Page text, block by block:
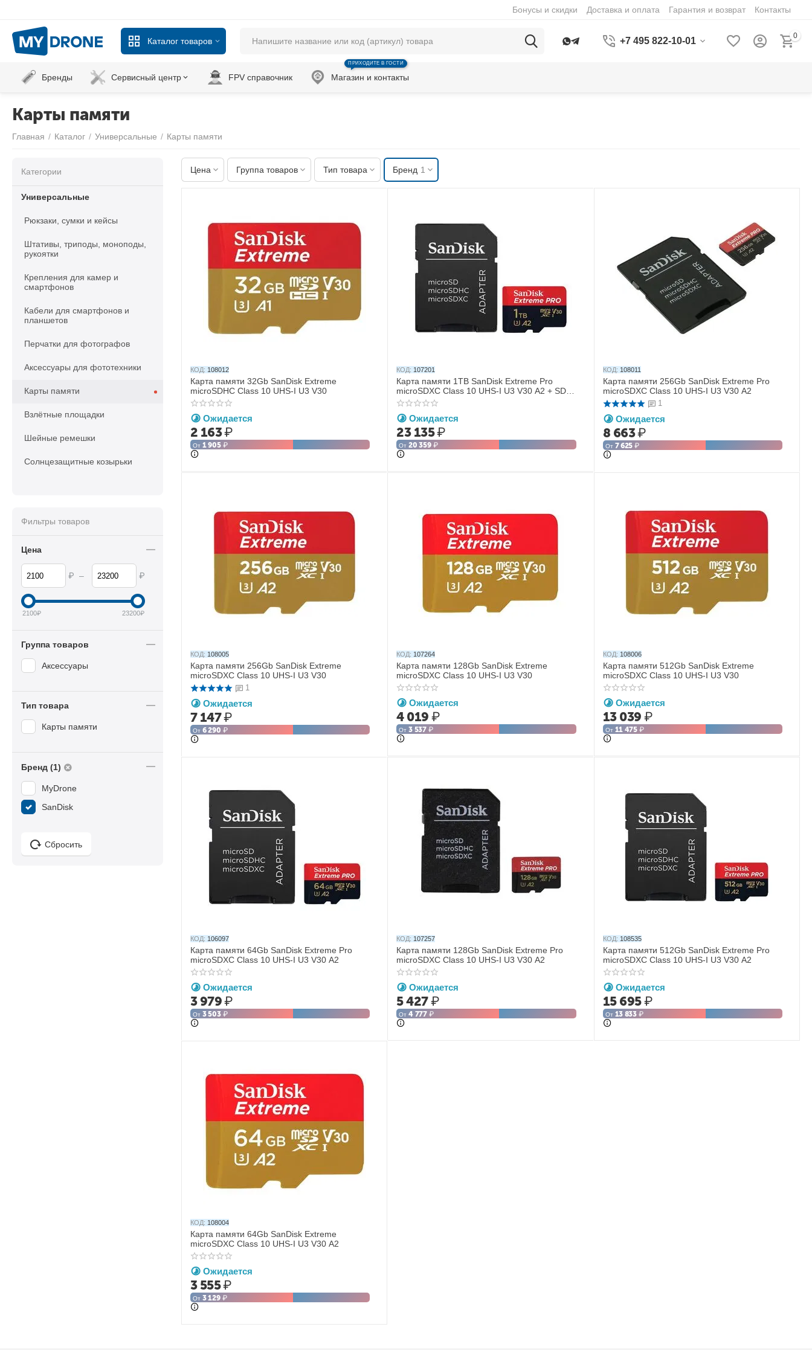
Бонусы и скидки Доставка и оплата Гарантия и возврат Контакты
Каталог товаров +7 495 822-10-01 0
Бренды Сервисный центр FPV справочник Магазин и контакты
ПРИХОДИТЕ В ГОСТИ
Карты памяти
Главная / Каталог / Универсальные / Карты памяти
Цена Группа товаров Тип товара Бренд 1
КОД: 108012
Карта памяти 32Gb SanDisk Extreme
microSDHC Class 10 UHS-I U3 V30
Ожидается
2 163₽
От 1 905 ₽
КОД: 107201
Карта памяти 1TB SanDisk Extreme Pro
microSDXC Class 10 UHS-I U3 V30 A2 + SD
адаптер
Ожидается
23 135₽
От20 359 ₽
КОД: 108011
Карта памяти 256Gb SanDisk Extreme Pro
microSDXC Class 10 UHS-I U3 V30 A2
1
Ожидается
8 663₽
От 7 625 ₽
КОД: 108005
Карта памяти 256Gb SanDisk Extreme
microSDXC Class 10 UHS-I U3 V30
1
Ожидается
7 147₽
От 6 290 ₽
КОД: 107264
Карта памяти 128Gb SanDisk Extreme
microSDXC Class 10 UHS-I U3 V30
Ожидается
4 019 ₽
От3 537 ₽
КОД: 108006
Карта памяти 512Gb SanDisk Extreme
microSDXC Class 10 UHS-I U3 V30
Ожидается
13 039 ₽
От 11 475 ₽
КОД: 106097
Карта памяти 64Gb SanDisk Extreme Pro
microSDXC Class 10 UHS-I U3 V30 A2
Ожидается
3 979₽
От 3 503 ₽
КОД: 107257
Карта памяти 128Gb SanDisk Extreme Pro
microSDXC Class 10 UHS-I U3 V30 A2
Ожидается
5 427₽
От4 777 ₽
КОД: 108535
Карта памяти 512Gb SanDisk Extreme Pro
microSDXC Class 10 UHS-I U3 V30 A2
Ожидается
15 695₽
От 13 833 ₽
КОД: 108004
Карта памяти 64Gb SanDisk Extreme
microSDXC Class 10 UHS-I U3 V30 A2
Ожидается
3 555₽
От 3 129 ₽
Категории
Универсальные
Рюкзаки, сумки и кейсы
Штативы, триподы, моноподы,
рукоятки
Крепления для камер и
смартфонов
Кабели для смартфонов и
планшетов
Перчатки для фотографов
Аксессуары для фототехники
Карты памяти
Взлётные площадки
Шейные ремешки
Солнцезащитные козырьки
Фильтры товаров
Цена
₽ – ₽
2100₽ 23200₽
Группа товаров
Аксессуары
Тип товара
Карты памяти
Бренд (1)
MyDrone
SanDisk
Сбросить